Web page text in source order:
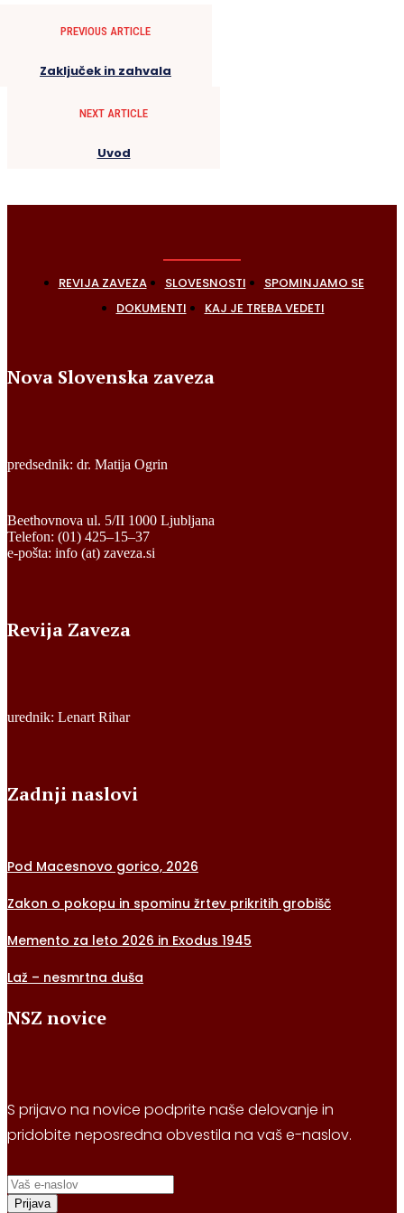
PREVIOUS ARTICLE
Zaključek in zahvala
NEXT ARTICLE
Uvod
REVIJA ZAVEZA SLOVESNOSTI
SPOMINJAMO SE
DOKUMENTI
KAJ JE TREBA VEDETI
Nova Slovenska zaveza
predsednik: dr. Matija Ogrin
Beethovnova ul. 5/II 1000 Ljubljana
Telefon: (01) 425–15–37
e-pošta: info (at) zaveza.si
Revija Zaveza
urednik: Lenart Rihar
Zadnji naslovi
Pod Macesnovo gorico, 2026
Zakon o pokopu in spominu žrtev prikritih grobišč
Memento za leto 2026 in Exodus 1945
Laž – nesmrtna duša
NSZ novice
S prijavo na novice podprite naše delovanje in
pridobite neposredna obvestila na vaš e-naslov.
Prijava